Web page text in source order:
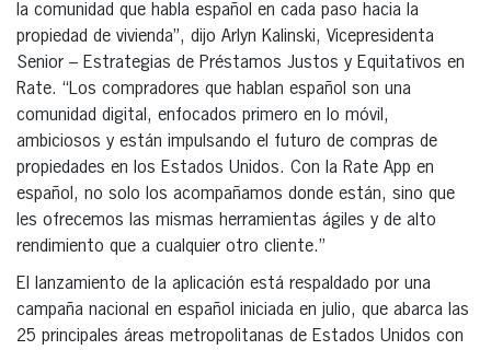
la comunidad que habla español en cada paso hacia la
propiedad de vivienda”, dijo Arlyn Kalinski, Vicepresidenta
Senior – Estrategias de Préstamos Justos y Equitativos en
Rate. “Los compradores que hablan español son una
comunidad digital, enfocados primero en lo móvil,
ambiciosos y están impulsando el futuro de compras de
propiedades en los Estados Unidos. Con la Rate App en
español, no solo los acompañamos donde están, sino que
les ofrecemos las mismas herramientas ágiles y de alto
rendimiento que a cualquier otro cliente.”
El lanzamiento de la aplicación está respaldado por una
campaña nacional en español iniciada en julio, que abarca las
25 principales áreas metropolitanas de Estados Unidos con